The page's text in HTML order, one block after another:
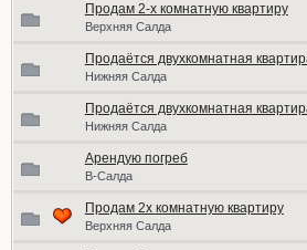
Продам 2-х комнатную квартиру
Верхняя Салда
Продаётся двухкомнатная
Нижняя Салда
Продаётся двухкомнатная
Нижняя Салда
Арендую погреб
В-Салда
Продам 2х комнатную квартиру
Верхняя Салда